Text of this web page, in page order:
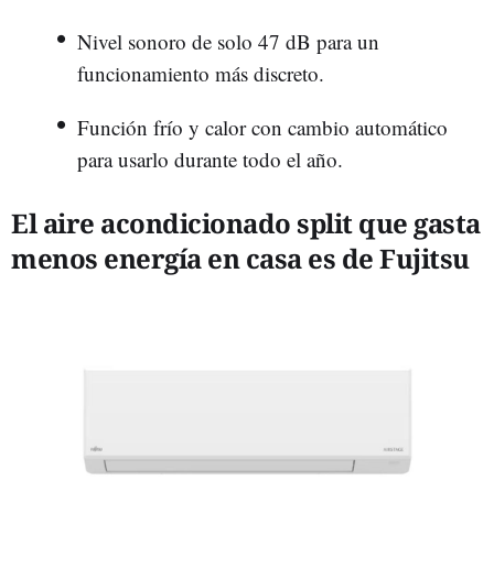
Nivel sonoro de solo 47 dB para un
funcionamiento más discreto.
Función frío y calor con cambio automático
para usarlo durante todo el año.
El aire acondicionado split que gasta
menos energía en casa es de Fujitsu